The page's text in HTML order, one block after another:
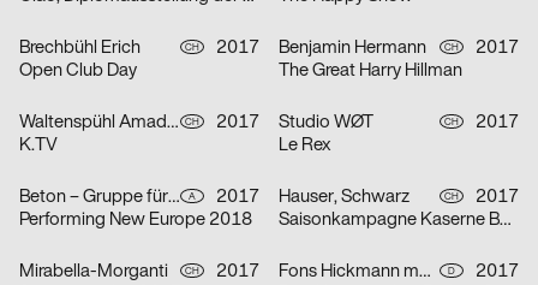
Brechbühl Erich CH
2017
Open Club Day
Benjamin Hermann CH
2017
The Great Harry Hillman
Waltenspühl Amadeus CH
2017
K.TV
Studio WØT CH
2017
Le Rex
Beton – Gruppe für Gestaltung A
2017
Performing New Europe 2018
Hauser, Schwarz CH
2017
Saisonkampagne Kaserne Basel
Mirabella-Morganti CH
2017
Fons Hickmann m23 D
2017